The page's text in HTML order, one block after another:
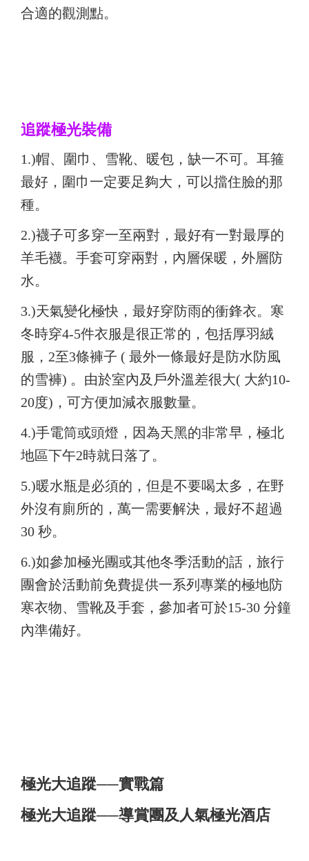
合適的觀測點。
追蹤極光裝備
1.)帽、圍巾、雪靴、暖包，缺一不可。耳箍
最好，圍巾一定要足夠大，可以擋住臉的那
種。
2.)襪子可多穿一至兩對，最好有一對最厚的
羊毛襪。手套可穿兩對，內層保暖，外層防
水。
3.)天氣變化極快，最好穿防雨的衝鋒衣。寒
冬時穿4-5件衣服是很正常的，包括厚羽絨
服，2至3條褲子 ( 最外一條最好是防水防風
的雪褲) 。由於室內及戶外溫差很大( 大約10-
20度)，可方便加減衣服數量。
4.)手電筒或頭燈，因為天黑的非常早，極北
地區下午2時就日落了。
5.)暖水瓶是必須的，但是不要喝太多，在野
外沒有廁所的，萬一需要解決，最好不超過
30 秒。
6.)如參加極光團或其他冬季活動的話，旅行
團會於活動前免費提供一系列專業的極地防
寒衣物、雪靴及手套，參加者可於15-30 分鐘
內準備好。
極光大追蹤──實戰篇
極光大追蹤──導賞團及人氣極光酒店